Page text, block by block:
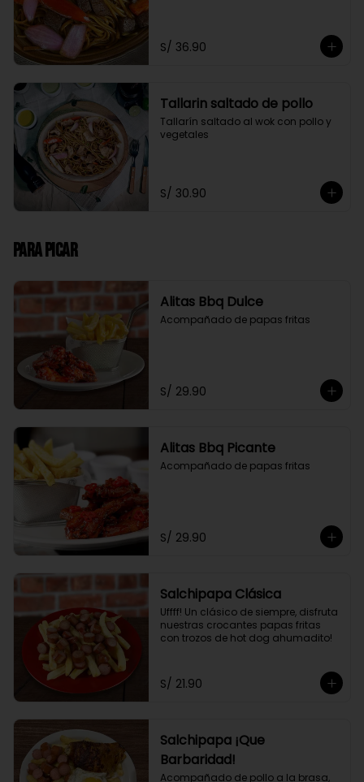
S/ 36.90
Tallarin saltado de pollo
Tallarín saltado al wok con pollo y
vegetales
S/ 30.90
Para Picar
Alitas Bbq Dulce
Acompañado de papas fritas
S/ 29.90
Alitas Bbq Picante
Acompañado de papas fritas
S/ 29.90
Salchipapa Clásica
Uffff! Un clásico de siempre, disfruta
nuestras crocantes papas fritas
con trozos de hot dog ahumadito!
S/ 21.90
Salchipapa ¡Que
Barbaridad!
Acompañado de pollo a la brasa,